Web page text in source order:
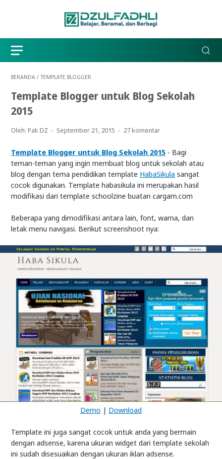
BERANDA / TEMPLATE BLOGGER
Template Blogger untuk Blog Sekolah
2015
Oleh: Pak DZ September 21, 2015 27 komentar
Template Blogger untuk Blog Sekolah 2015 - Bagi
teman-teman yang ingin membuat blog untuk sekolah atau
blog dengan tema pendidikan template HabaSikula sangat
cocok digunakan. Template habasikula ini merupakan hasil
modifikasi dari template schoolzine buatan cargam.com
Beberapa yang dimodifikasi antara lain, font, warna, dan
letak menu navigasi. Berikut screenshoot nya:
Demo | Download
Template ini juga sangat cocok untuk anda yang bermain
dengan adsense, karena ukuran widget dari template sekolah
ini sudah disesuaikan dengan ukuran iklan adsense.